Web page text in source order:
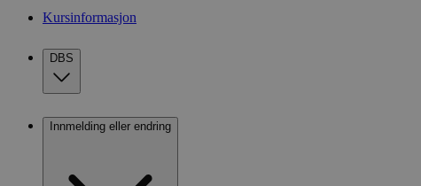
Kursinformasjon
DBS
Innmelding eller endring